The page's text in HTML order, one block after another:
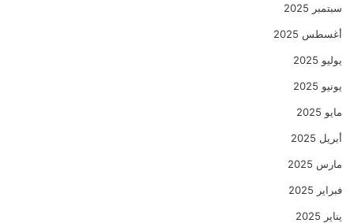
سبتمبر 2025
أغسطس 2025
يوليو 2025
يونيو 2025
مايو 2025
أبريل 2025
مارس 2025
فبراير 2025
يناير 2025